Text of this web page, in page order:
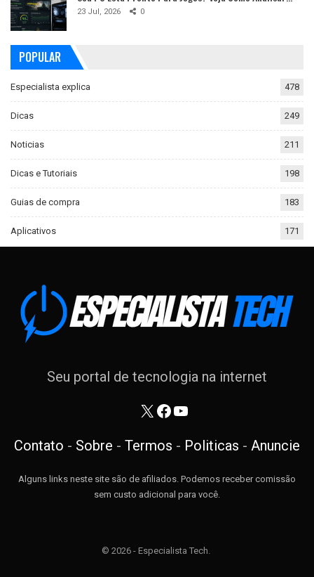
23 Jul, 2026 0
POPULAR
Especialista explica 478
Dicas 249
Noticias 211
Dicas e Tutoriais 198
Guias de compra 183
Aplicativos 171
Seu portal de tecnologia na internet
X Facebook
Youtube
Contato - Sobre - Termos - Politicas - Anuncie
Alguns links neste site são de afiliados. Podemos receber comissão
sem custo adicional para você.
© 2026 - Especialista Tech.